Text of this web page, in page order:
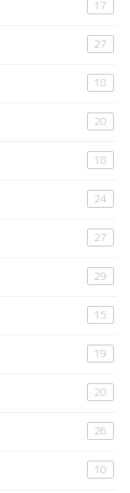
17
27
18
20
18
24
27
29
15
19
20
26
10